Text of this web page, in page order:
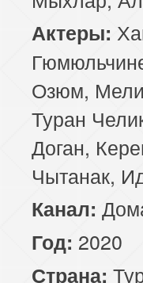
89 серия
93 серия
97 серия
Актеры:
Озюм,
Туран
Доган,
Чытанак,
Канал:
Год: 2020
Страна: